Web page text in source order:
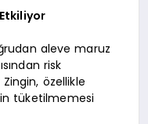
aleve maruz
risk
özellikle
tüketilmemesi